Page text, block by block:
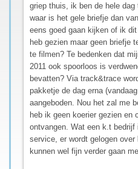
griep thuis, ik ben de hele
waar is het gele briefje dan
eens goed gaan kijken of ik
heb gezien maar geen briefje
te filmen? Te bedenken dat
2011 ook spoorloos is
bevatten? Via track&trace
pakketje de dag erna
aangeboden. Nou het zal me
heb ik geen koerier gezien en
ontvangen. Wat een k.t
service, er wordt gelogen over
kunnen wel fijn verder gaan